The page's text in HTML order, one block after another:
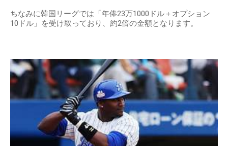
ちなみに韓国リーグでは「年俸23万1000ドル＋オプション
10ドル」を受け取っており、約2倍の金額となります。